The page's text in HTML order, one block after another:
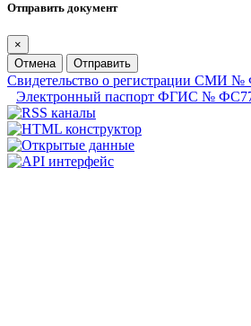
Отправить документ
×
Отмена
Отправить
Свидетельство о регистрации СМИ №
Электронный паспорт ФГИС №